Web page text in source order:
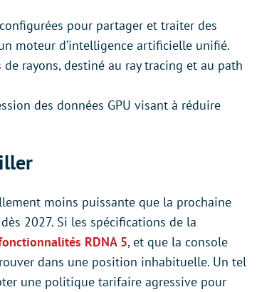
pour partager et traiter des
moteur d’intelligence artificielle unifié.
rayons, destiné au ray tracing et au path
des données GPU visant à réduire
moins puissante que la prochaine
2027. Si les spécifications de la
RDNA 5, et que la console
dans une position inhabituelle. Un tel
une politique tarifaire agressive pour